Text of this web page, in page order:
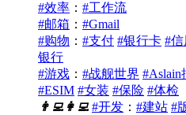
#效率 ： #工作流
#邮箱 ： #Gmail
#购物 ： #支付 #银行卡 #
银行
#游戏 ： #战舰世界 #Aslain
#ESIM #女装 #保险 #体检
👨‍💻👩‍💻 #开发 ： #建站 #